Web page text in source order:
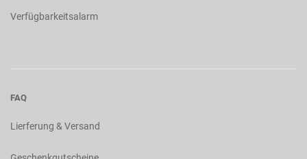
Verfügbarkeitsalarm
FAQ
Lierferung & Versand